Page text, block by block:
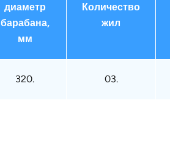
диаметр
барабана,
мм
Количество
жил
320. 03.